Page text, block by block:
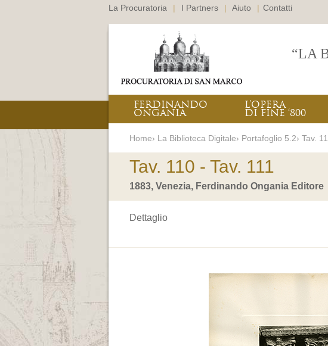
La Procuratoria | I Partners | Aiuto | Contatti
“LA
FERDINANDO
ONGANIA
L’OPERA
DI FINE ‘800
Home› La Biblioteca Digitale› Portafoglio 5.2› Tav.
Tav. 110 - Tav. 111
1883, Venezia, Ferdinando Ongania Editore
Dettaglio